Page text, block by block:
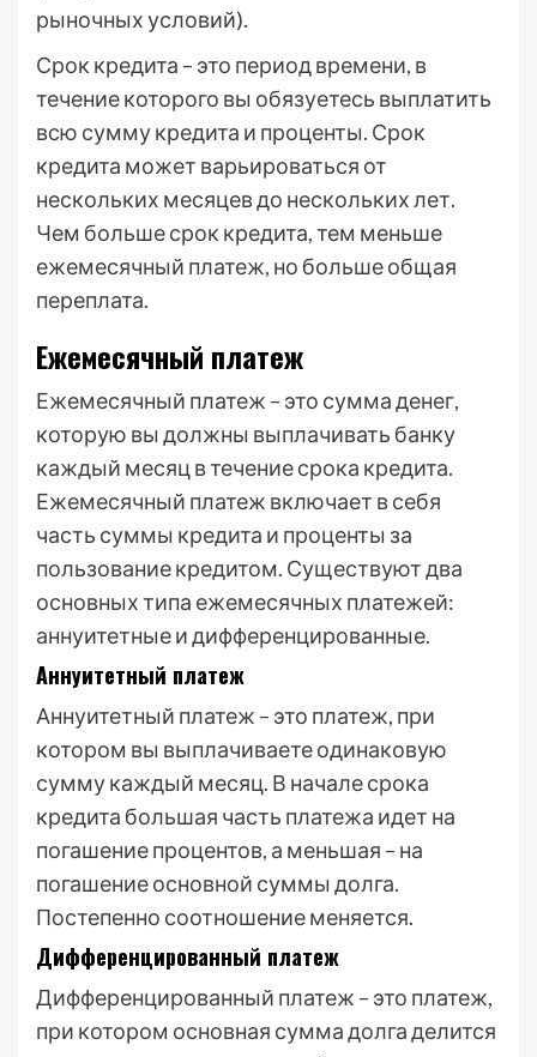
рыночных условий).
Срок кредита – это период времени, в
течение которого вы обязуетесь выплатить
всю сумму кредита и проценты. Срок
кредита может варьироваться от
нескольких месяцев до нескольких лет.
Чем больше срок кредита, тем меньше
ежемесячный платеж, но больше общая
переплата.
Ежемесячный платеж
Ежемесячный платеж – это сумма денег,
которую вы должны выплачивать банку
каждый месяц в течение срока кредита.
Ежемесячный платеж включает в себя
часть суммы кредита и проценты за
пользование кредитом. Существуют два
основных типа ежемесячных платежей:
аннуитетные и дифференцированные.
Аннуитетный платеж
Аннуитетный платеж – это платеж, при
котором вы выплачиваете одинаковую
сумму каждый месяц. В начале срока
кредита большая часть платежа идет на
погашение процентов, а меньшая – на
погашение основной суммы долга.
Постепенно соотношение меняется.
Дифференцированный платеж
Дифференцированный платеж – это платеж,
при котором основная сумма долга делится